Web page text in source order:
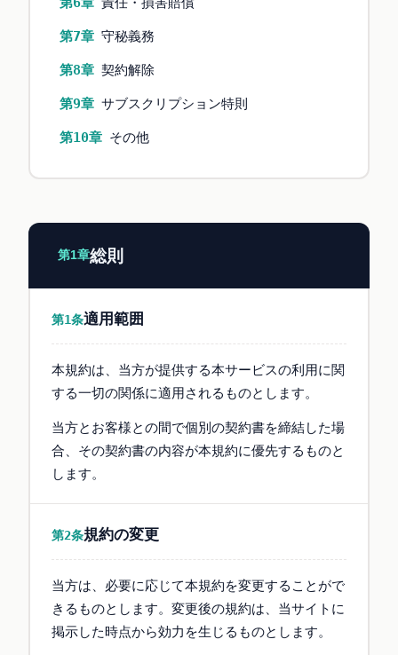
第7章 守秘義務
第8章 契約解除
第9章 サブスクリプション特則
第10章 その他
第1章総則
第1条適用範囲
本規約は、当方が提供する本サービスの利用に関
する一切の関係に適用されるものとします。
当方とお客様との間で個別の契約書を締結した場
合、その契約書の内容が本規約に優先するものと
します。
第2条規約の変更
当方は、必要に応じて本規約を変更することがで
きるものとします。変更後の規約は、当サイトに
掲示した時点から効力を生じるものとします。